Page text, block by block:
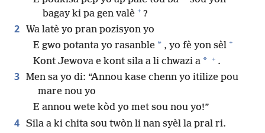
bagay ki pa gen valè + ?
2 Wa latè yo pran pozisyon yo
E gwo potanta yo rasanble * , yo fè yon sèl +
Kont Jewova e kont sila a li chwazi a * + .
3 Men sa yo di: “Annou kase chenn yo itilize pou
mare nou yo
E annou wete kòd yo met sou nou yo!”
4 Sila a ki chita sou twòn li nan syèl la pral ri.